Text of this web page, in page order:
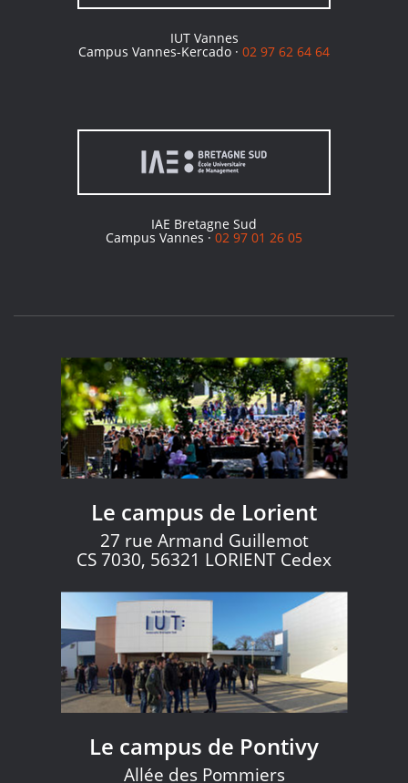
IUT Vannes
Campus Vannes-Kercado · 02 97 62 64 64
IAE Bretagne Sud
Campus Vannes ·02 97 01 26 05
Le campus de Lorient
27 rue Armand Guillemot
CS 7030, 56321 LORIENT Cedex
Le campus de Pontivy
Allée des Pommiers